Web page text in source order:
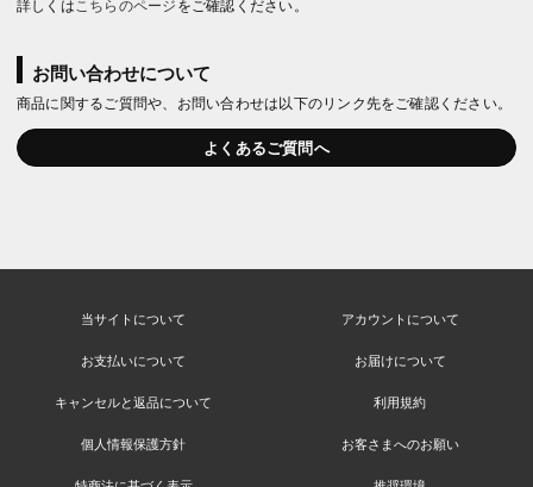
お問い合わせについて
商品に関するご質問や、お問い合わせは以下のリンク先をご確認ください。
よくあるご質問へ
当サイトについて アカウントについて
お支払いについて お届けについて
キャンセルと返品について 利用規約
個人情報保護方針 お客さまへのお願い